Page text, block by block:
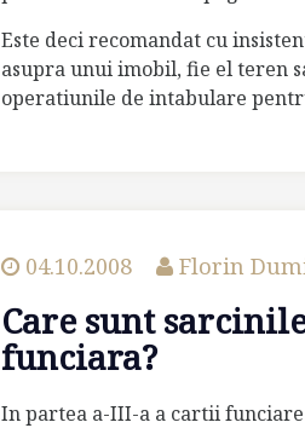
Este deci recomandat cu
asupra unui imobil, fie el teren
operatiunile de intabulare
04.10.2008 Florin
Care sunt
funciara?
In partea a-III-a a cartii